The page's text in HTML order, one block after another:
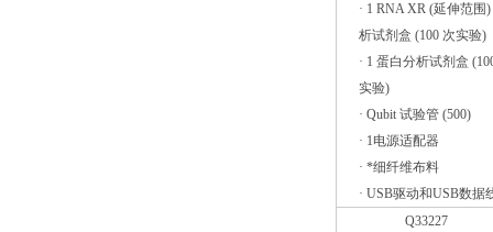
· 1 RNA XR (延伸范围
析试剂盒 (100 次实验)
· 1 蛋白分析试剂盒
实验)
· Qubit 试验管 (500)
· 1电源适配器
· *细纤维布料
· USB驱动和USB数据
Q33227